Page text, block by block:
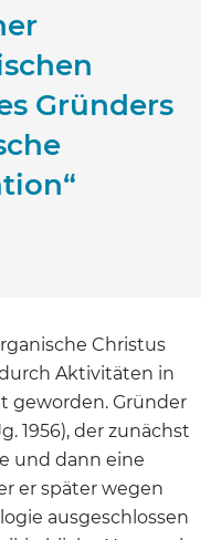
Gründers
Christus
durch Aktivitäten in
geworden. Gründer
1956), der zunächst
und dann eine
er später wegen
ausgeschlossen